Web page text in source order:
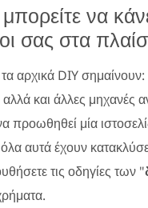
να
σας στα
αρχικά DIY σημαίνουν:
αλλά και άλλες μηχανές
προωθηθεί μία
αυτά έχουν
τις οδηγίες των "